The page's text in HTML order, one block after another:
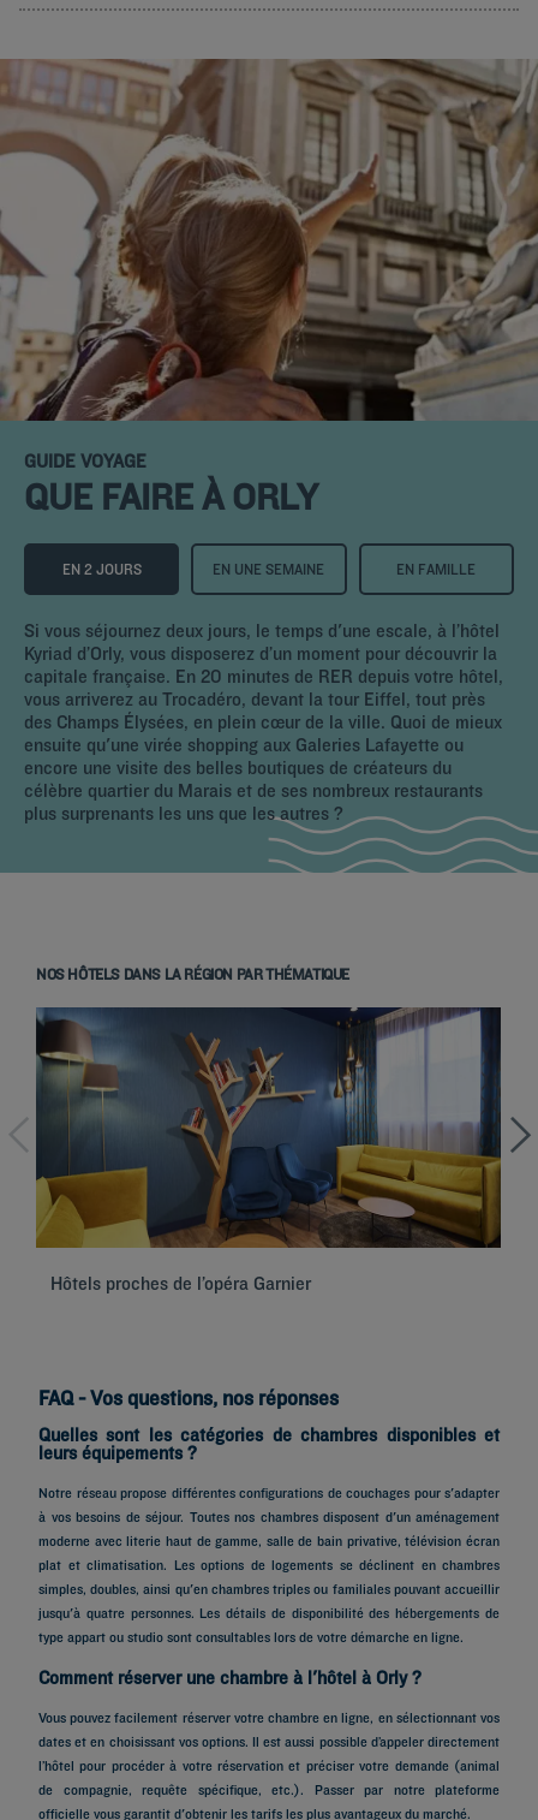
GUIDE VOYAGE
QUE FAIRE À ORLY
EN 2 JOURS EN UNE SEMAINE EN FAMILLE
Si vous séjournez deux jours, le temps d'une escale, à l’hôtel
Kyriad d’Orly, vous disposerez d’un moment pour découvrir la
capitale française. En 20 minutes de RER depuis votre hôtel,
vous arriverez au Trocadéro, devant la tour Eiffel, tout près
des Champs Élysées, en plein cœur de la ville. Quoi de mieux
ensuite qu'une virée shopping aux Galeries Lafayette ou
encore une visite des belles boutiques de créateurs du
célèbre quartier du Marais et de ses nombreux restaurants
plus surprenants les uns que les autres ?
NOS HÔTELS DANS LA RÉGION PAR THÉMATIQUE
Hôtels proches de l’opéra Garnier
FAQ - Vos questions, nos réponses
Quelles sont les catégories de chambres disponibles et
leurs équipements ?
Notre réseau propose différentes configurations de couchages pour s'adapter
à vos besoins de séjour. Toutes nos chambres disposent d'un aménagement
moderne avec literie haut de gamme, salle de bain privative, télévision écran
plat et climatisation. Les options de logements se déclinent en chambres
simples, doubles, ainsi qu'en chambres triples ou familiales pouvant accueillir
jusqu'à quatre personnes. Les détails de disponibilité des hébergements de
type appart ou studio sont consultables lors de votre démarche en ligne.
Comment réserver une chambre à l'hôtel à Orly ?
Vous pouvez facilement réserver votre chambre en ligne, en sélectionnant vos
dates et en choisissant vos options. Il est aussi possible d’appeler directement
l’hôtel pour procéder à votre réservation et préciser votre demande (animal
de compagnie, requête spécifique, etc.). Passer par notre plateforme
officielle vous garantit d'obtenir les tarifs les plus avantageux du marché.